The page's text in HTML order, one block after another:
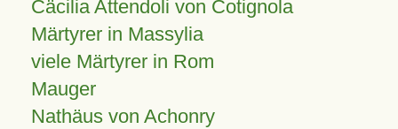
Cäcilia Attendoli von Cotignola
Märtyrer in Massylia
viele Märtyrer in Rom
Mauger
Nathäus von Achonry